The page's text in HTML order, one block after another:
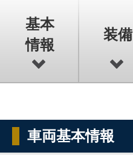
基本
情報
装備
車両基本情報